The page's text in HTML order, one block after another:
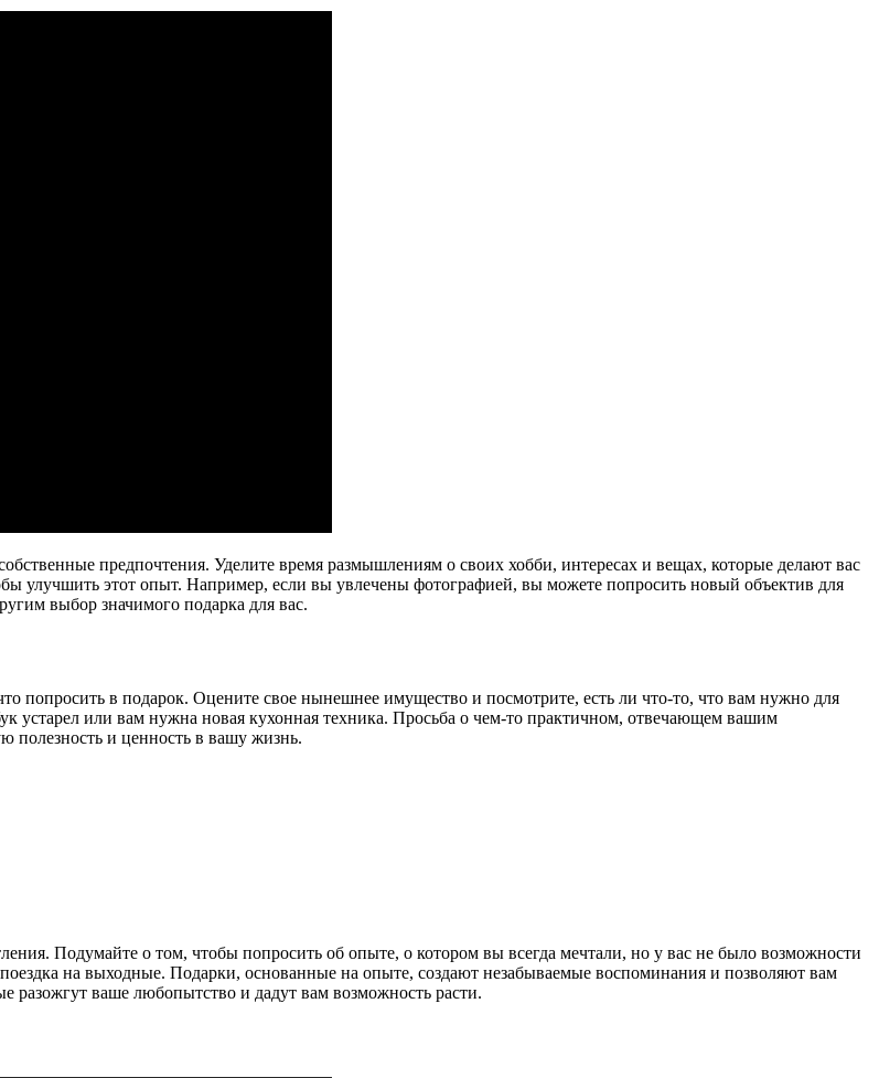
предпочтения. Уделите время размышлениям о своих хобби, интересах и вещах, которые делают вас
улучшить этот опыт. Например, если вы увлечены фотографией, вы можете попросить новый объектив для
выбор значимого подарка для вас.
попросить в подарок. Оцените свое нынешнее имущество и посмотрите, есть ли что-то, что вам нужно для
устарел или вам нужна новая кухонная техника. Просьба о чем-то практичном, отвечающем вашим
полезность и ценность в вашу жизнь.
Подумайте о том, чтобы попросить об опыте, о котором вы всегда мечтали, но у вас не было возможности
на выходные. Подарки, основанные на опыте, создают незабываемые воспоминания и позволяют вам
разожгут ваше любопытство и дадут вам возможность расти.